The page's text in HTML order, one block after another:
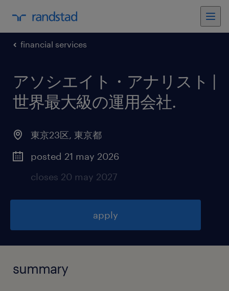
financial services
アソシエイト・アナリスト |
世界最大級の運用会社.
東京23区, 東京都
posted 21 may 2026
closes 20 may 2027
apply
summary